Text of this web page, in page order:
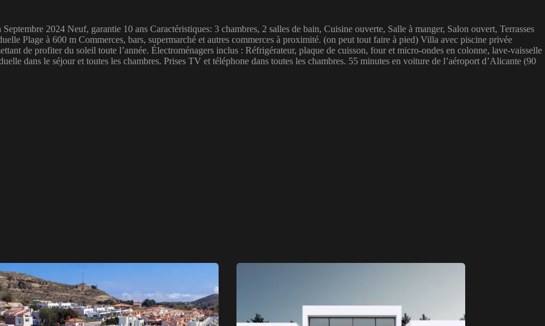
2024 Neuf, garantie 10 ans Caractéristiques: 3 chambres, 2 salles de bain, Cuisine ouverte, Salle à manger, Salon ouvert, Terrasses
Plage à 600 m Commerces, bars, supermarché et autres commerces à proximité. (on peut tout faire à pied) Villa avec piscine privée
de profiter du soleil toute l’année. Électroménagers inclus : Réfrigérateur, plaque de cuisson, four et micro-ondes en colonne, lave-vaisselle
dans le séjour et toutes les chambres. Prises TV et téléphone dans toutes les chambres. 55 minutes en voiture de l’aéroport d’Alicante (90